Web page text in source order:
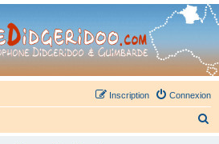
Didgeridoo - retrouvez la communauté.
Connexion
Inscription